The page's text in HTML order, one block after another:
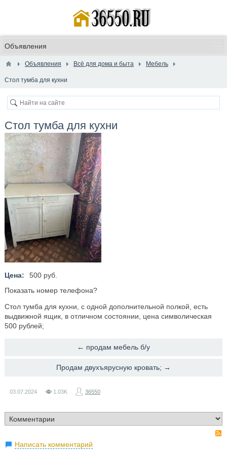
Объявления Всё для дома и быта Мебель
Стол тумба для кухни
Стол тумба для кухни
Цена:
500 руб.
Показать номер телефона?
Стол тумба для кухни, с одной дополнительной полкой, есть
выдвижной ящик, в отличном состоянии, цена символическая
500 рублей;
← продам мебель б/у
Продам двухъярусную кровать; →
03.07.2024 1.03K 36550
Написать комментарий